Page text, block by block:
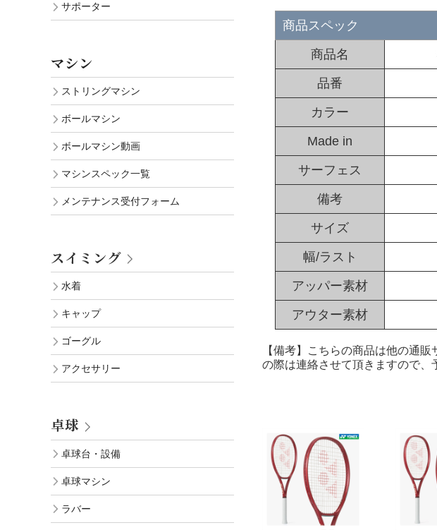
商品スペック
商品名
品番
カラー
Made in
サーフェス
備考
サイズ
幅/ラスト
アッパー素材
アウター素材
【備考】こちらの商品は他の通
の際は連絡させて頂きますので、
サポーター
マシン
ストリングマシン
ボールマシン
ボールマシン動画
マシンスペック一覧
メンテナンス受付フォーム
スイミング
水着
キャップ
ゴーグル
アクセサリー
卓球
卓球台・設備
卓球マシン
ラバー